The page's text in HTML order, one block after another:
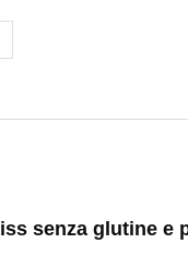
senza glutine e